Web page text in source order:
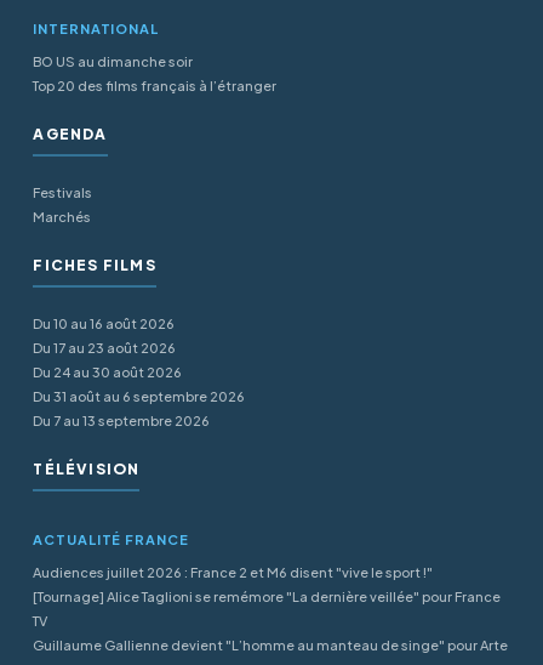
INTERNATIONAL
BO US au dimanche soir
Top 20 des films français à l’étranger
AGENDA
Festivals
Marchés
FICHES FILMS
Du 10 au 16 août 2026
Du 17 au 23 août 2026
Du 24 au 30 août 2026
Du 31 août au 6 septembre 2026
Du 7 au 13 septembre 2026
TÉLÉVISION
ACTUALITÉ FRANCE
Audiences juillet 2026 : France 2 et M6 disent "vive le sport !"
[Tournage] Alice Taglioni se remémore "La dernière veillée" pour France
TV
Guillaume Gallienne devient "L’homme au manteau de singe" pour Arte